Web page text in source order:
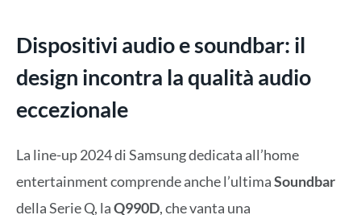
Dispositivi audio e soundbar: il
design incontra la qualità audio
eccezionale
La line-up 2024 di Samsung dedicata all’home
entertainment comprende anche l’ultimaSoundbar
della Serie Q, laQ990D, che vanta una